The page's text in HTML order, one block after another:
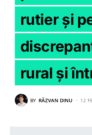
rutier și
rural și
BY RĂZVAN DINU 12